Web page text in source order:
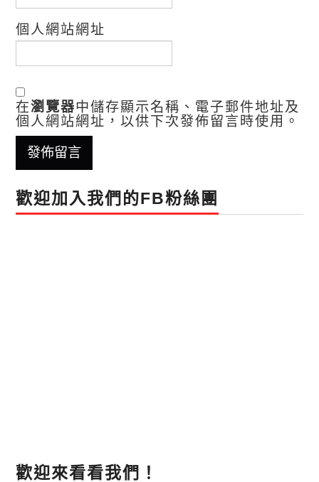
個人網站網址
在瀏覽器中儲存顯示名稱、電子郵件地址及
個人網站網址，以供下次發佈留言時使用。
歡迎加入我們的FB粉絲團
歡迎來看看我們！